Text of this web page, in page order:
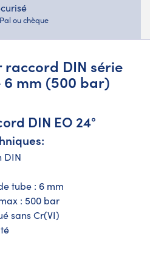
ou chèque
raccord DIN série
mm (500 bar)
DIN EO 24°
DIN
tube : 6 mm
: 500 bar
sans Cr(VI)